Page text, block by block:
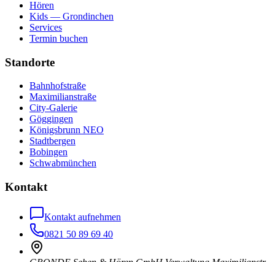
Hören
Kids — Grondinchen
Services
Termin buchen
Standorte
Bahnhofstraße
Maximilianstraße
City-Galerie
Göggingen
Königsbrunn NEO
Stadtbergen
Bobingen
Schwabmünchen
Kontakt
Kontakt aufnehmen
0821 50 89 69 40